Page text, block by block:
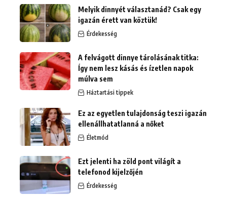
Melyik dinnyét választanád? Csak egy
igazán érett van köztük!
Érdekesség
A felvágott dinnye tárolásának titka:
Így nem lesz kásás és ízetlen napok
múlva sem
Háztartási tippek
Ez az egyetlen tulajdonság teszi igazán
ellenállhatatlanná a nőket
Életmód
Ezt jelenti ha zöld pont világít a
telefonod kijelzőjén
Érdekesség